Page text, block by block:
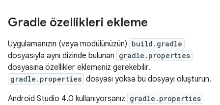
Gradle özellikleri ekleme
Uygulamanızın (veya modülünüzün) build.gradle
dosyasıyla aynı dizinde bulunan gradle.properties
dosyasına özellikler eklemeniz gerekebilir.
gradle.properties dosyası yoksa bu dosyayı oluşturun.
Android Studio 4.0 kullanıyorsanız gradle.properties